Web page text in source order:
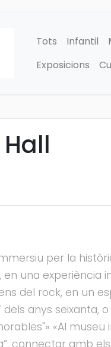
Tots Infantil
Exposicions
per la
una experiència
del rock, en un
anys
«Al
connectar amb